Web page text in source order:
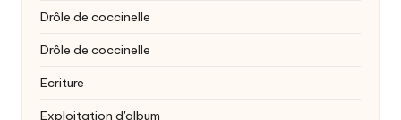
Drôle de coccinelle
Drôle de coccinelle
Ecriture
Exploitation d'album